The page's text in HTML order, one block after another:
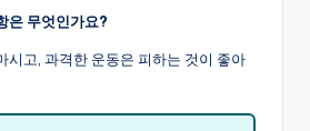
은 무엇인가요?
시고, 과격한 운동은 피하는 것이 좋아